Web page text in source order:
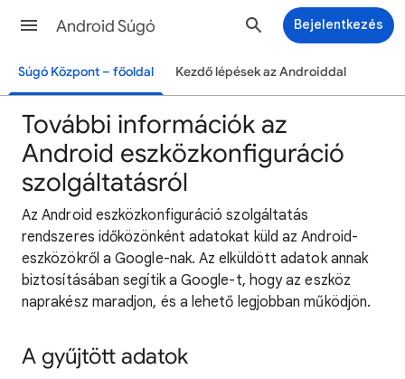
Android Súgó Bejelentkezés
Súgó Központ – főoldal Kezdő lépések az Androiddal
További információk az
Android eszközkonfiguráció
szolgáltatásról
Az Android eszközkonfiguráció szolgáltatás
rendszeres időközönként adatokat küld az Android-
eszközökről a Google-nak. Az elküldött adatok annak
biztosításában segítik a Google-t, hogy az eszköz
naprakész maradjon, és a lehető legjobban működjön.
A gyűjtött adatok